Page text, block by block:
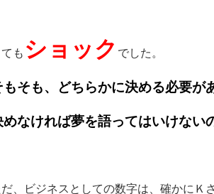
も ショック でした。
もそも、どちらかに決める必要が
めなければ夢を語ってはいけない
だ、ビジネスとしての数字は、確かにＫ